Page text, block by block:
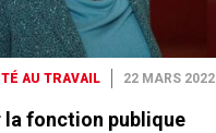
AU TRAVAIL 22 MARS 2022
la fonction publique